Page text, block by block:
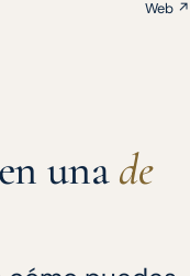
Web ↗
unade